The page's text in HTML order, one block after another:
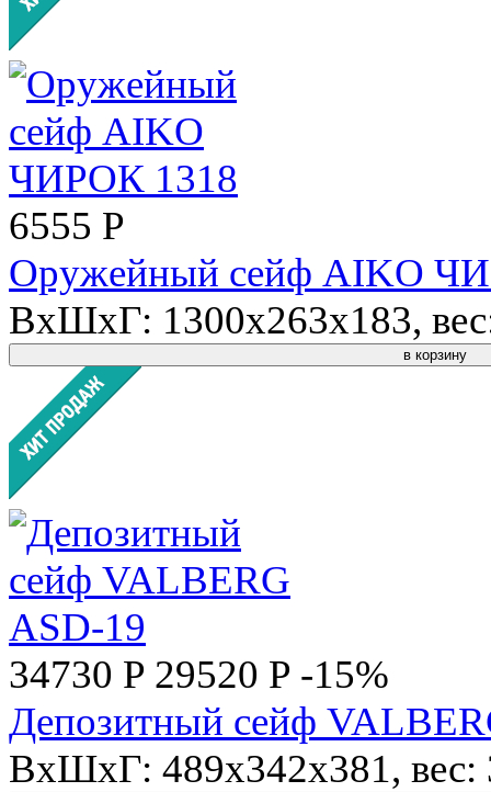
6555 P
Оружейный сейф AIKO
ВхШхГ: 1300x263x183,
в корзину
34730 P 29520 P -15%
Депозитный сейф
ВхШхГ: 489x342x381, вес: